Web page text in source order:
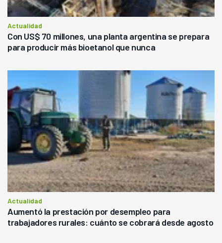
Actualidad
Con US$ 70 millones, una planta argentina se prepara
para producir más bioetanol que nunca
Actualidad
Aumentó la prestación por desempleo para
trabajadores rurales: cuánto se cobrará desde agosto